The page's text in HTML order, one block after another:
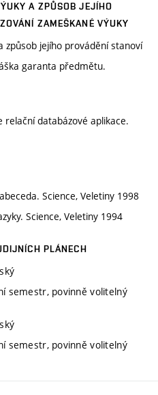
A ZPŮSOB JEJÍHO
ZAMEŠKANÉ VÝUKY
způsob jejího provádění stanoví
garanta předmětu.
relační databázové aplikace.
Science, Veletiny 1998
Science, Veletiny 1994
PLÁNECH
semestr, povinně volitelný
semestr, povinně volitelný